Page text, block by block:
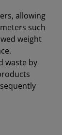
allowing
such
weight
waste by